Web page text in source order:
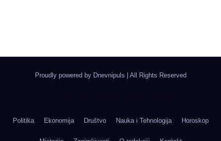
Proudly powered by Dnevnipuls | All Rights Reserved
Politika Ekonomija Društvo Nauka i Tehnologija Horoskop